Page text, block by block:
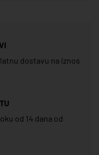
dostavu na iznos
od 14 dana od